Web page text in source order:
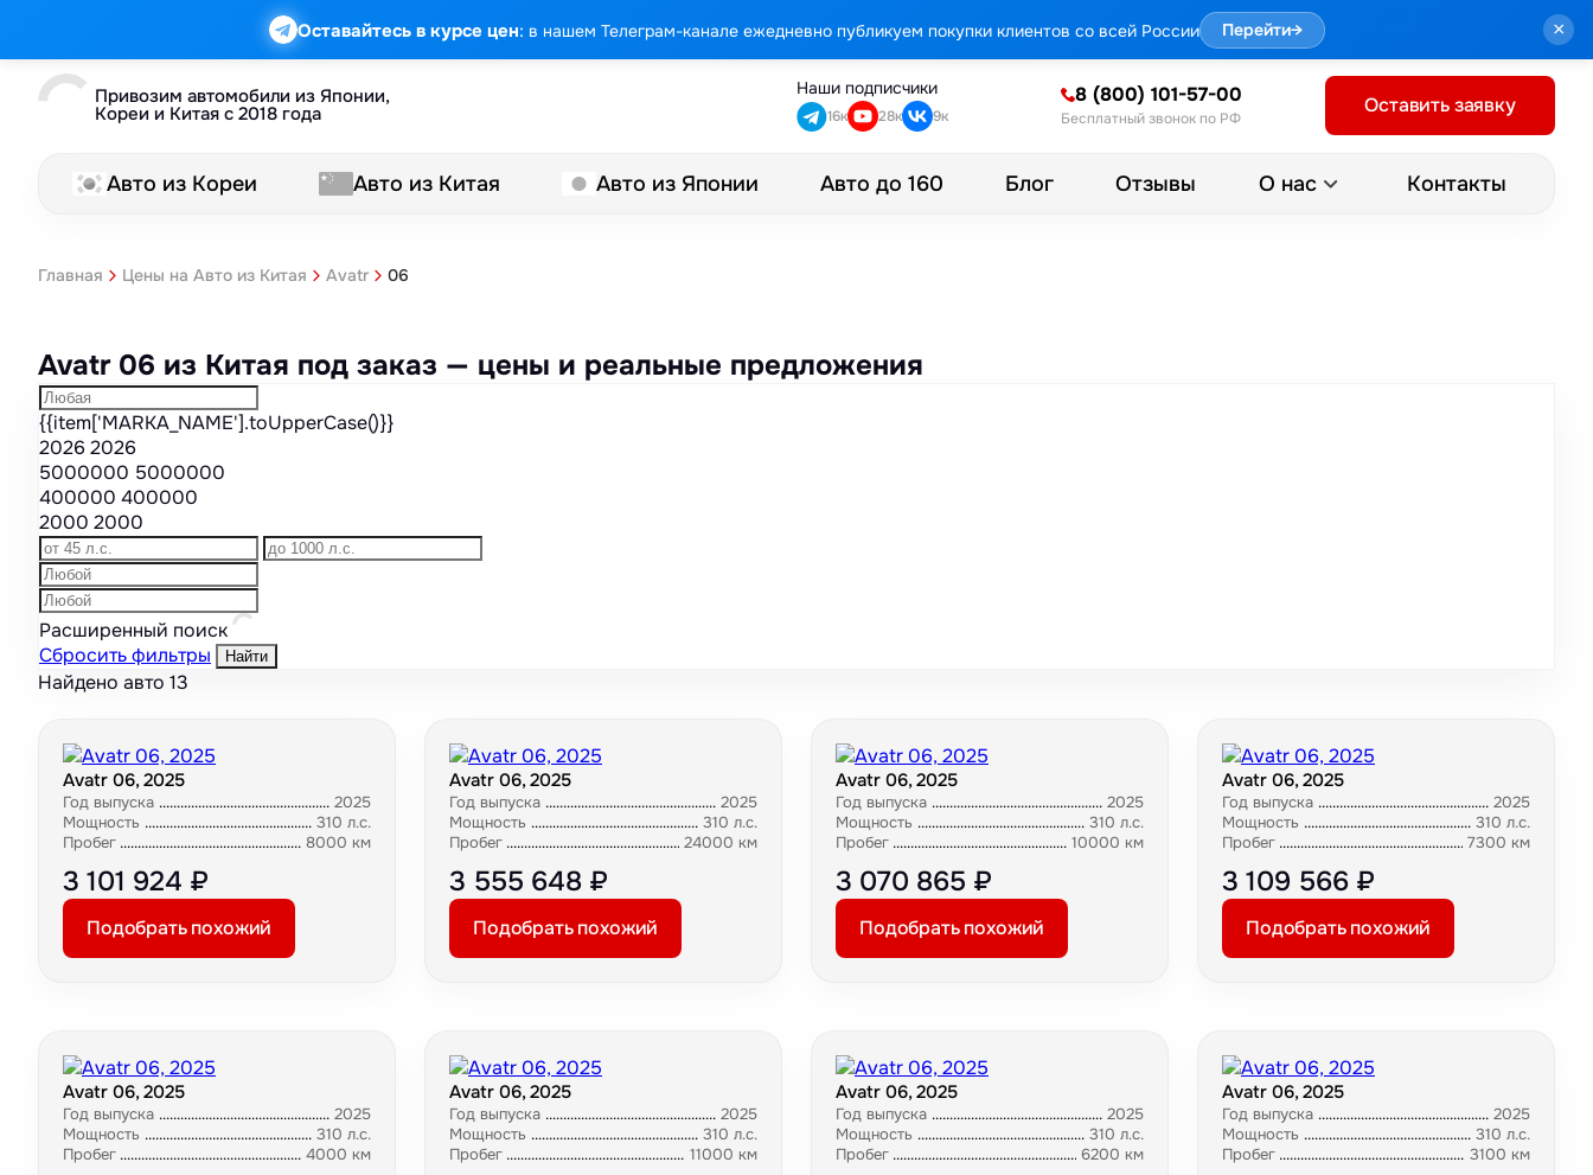
Оставайтесь в курсе цен: в нашем Телеграм-канале ежедневно публикуем покупки клиентов со всей России Перейти→ ×
Привозим автомобили из Японии,
Кореи и Китая с 2018 года
Наши подписчики
16к 28к 9к
8 (800) 101-57-00
Бесплатный звонок по РФ
Оставить заявку
Авто из Кореи Авто из Китая Авто из Японии Авто до 160 Блог Отзывы О нас Контакты
Главная Цены на Авто из Китая Avatr 06
Avatr 06 из Китая под заказ — цены и реальные предложения
{{item['MARKA_NAME'].toUpperCase()}}
2026 2026
5000000 5000000
400000 400000
2000 2000
Расширенный поиск
Сбросить фильтры
Найти
Найдено авто 13
Avatr 06, 2025
Год выпуска
2025
Мощность
310 л.с.
Пробег
8000 км
3 101 924 ₽
Подобрать похожий
Avatr 06, 2025
Год выпуска
2025
Мощность
310 л.с.
Пробег
24000 км
3 555 648 ₽
Подобрать похожий
Avatr 06, 2025
Год выпуска
2025
Мощность
310 л.с.
Пробег
10000 км
3 070 865 ₽
Подобрать похожий
Avatr 06, 2025
Год выпуска
2025
Мощность
310 л.с.
Пробег
7300 км
3 109 566 ₽
Подобрать похожий
Avatr 06, 2025
Год выпуска
2025
Мощность
310 л.с.
Пробег
4000 км
Avatr 06, 2025
Год выпуска
2025
Мощность
310 л.с.
Пробег
11000 км
Avatr 06, 2025
Год выпуска
2025
Мощность
310 л.с.
Пробег
6200 км
Avatr 06, 2025
Год выпуска
2025
Мощность
310 л.с.
Пробег
3100 км